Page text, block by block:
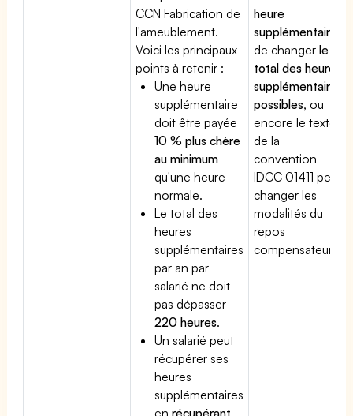
CCN Fabrication de
l'ameublement.
Voici les principaux
points à retenir :
Une heure
supplémentaire
doit être payée
10 % plus chère
au minimum
qu'une heure
normale.
Le total des
heures
supplémentaires
par an par
salarié ne doit
pas dépasser
220 heures.
Un salarié peut
récupérer ses
heures
supplémentaires
enrécupérant
heure
supplémentaire
de changerle
total des heures
supplémentaires
possibles, ou
encore le texte
de la
convention
IDCC 01411 peut
changer les
modalités du
repos
compensateur.